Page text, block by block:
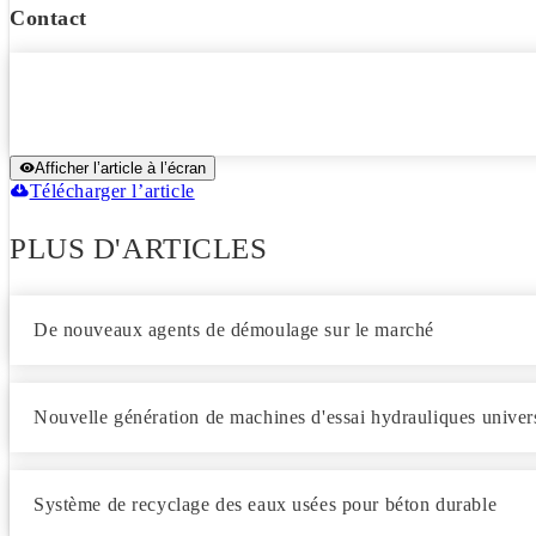
Contact
Afficher l’article à l’écran
Télécharger l’article
PLUS D'ARTICLES
De nouveaux agents de démoulage sur le marché
Nouvelle génération de machines d'essai hydrauliques
Système de recyclage des eaux usées pour béton durable